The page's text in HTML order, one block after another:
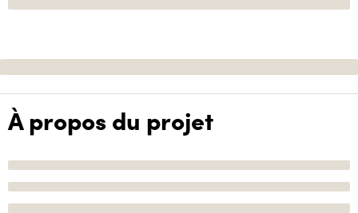
À propos du projet